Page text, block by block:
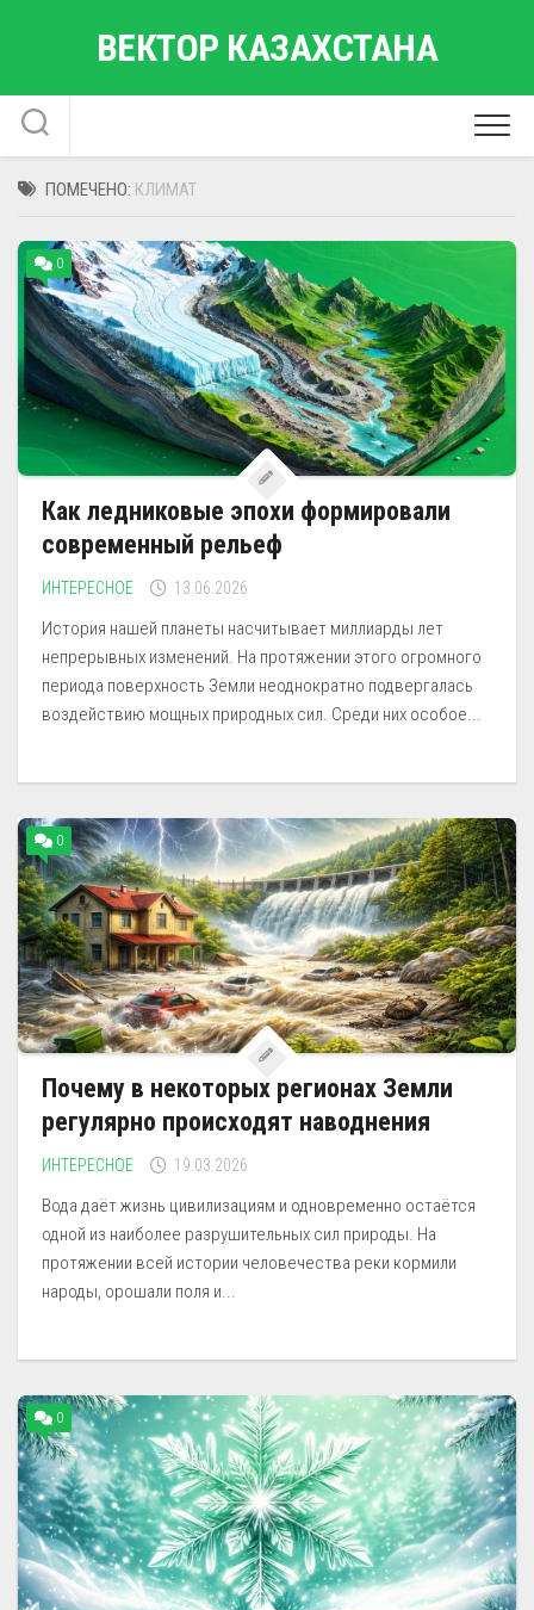
ВЕКТОР КАЗАХСТАНА
ПОМЕЧЕНО: КЛИМАТ
0
Как ледниковые эпохи формировали
современный рельеф
ИНТЕРЕСНОЕ 13.06.2026
История нашей планеты насчитывает миллиарды лет
непрерывных изменений. На протяжении этого огромного
периода поверхность Земли неоднократно подвергалась
воздействию мощных природных сил. Среди них особое...
0
Почему в некоторых регионах Земли
регулярно происходят наводнения
ИНТЕРЕСНОЕ 19.03.2026
Вода даёт жизнь цивилизациям и одновременно остаётся
одной из наиболее разрушительных сил природы. На
протяжении всей истории человечества реки кормили
народы, орошали поля и...
0